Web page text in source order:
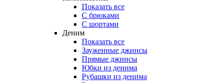
Показать все
С брюками
С шортами
Деним
Показать все
Зауженные джинсы
Прямые джинсы
Юбки из денима
Рубашки из денима